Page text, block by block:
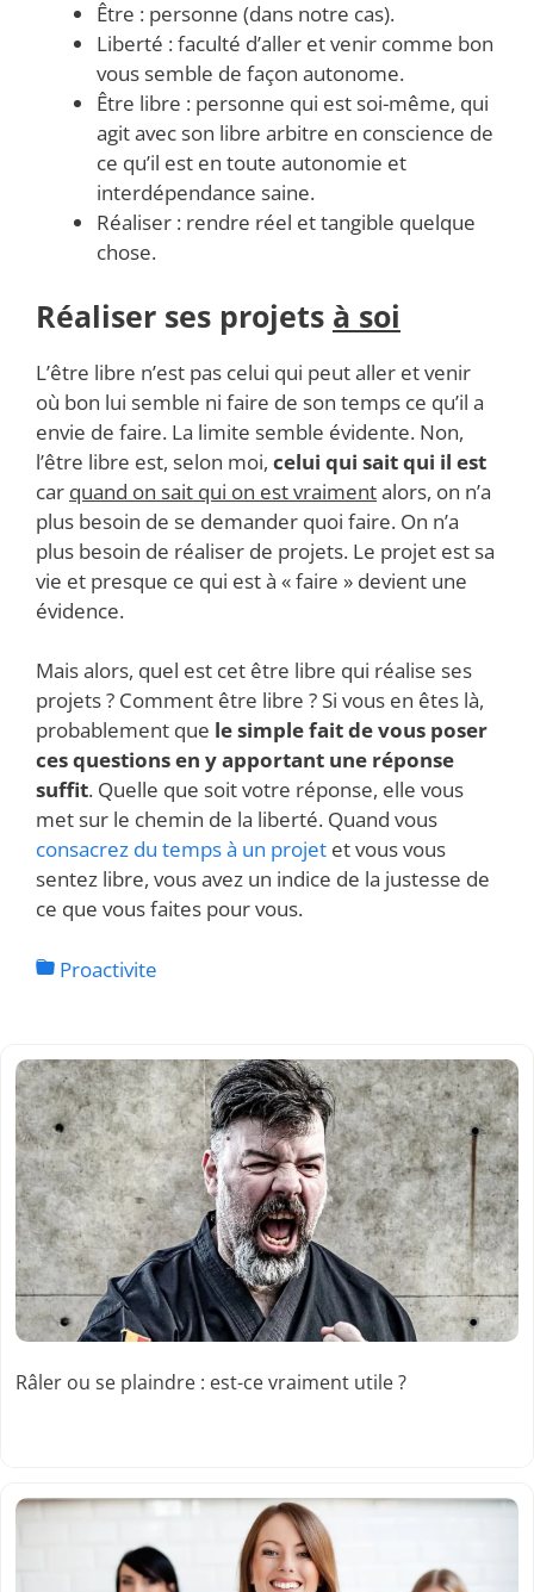
Être : personne (dans notre cas).
Liberté : faculté d’aller et venir comme bon
vous semble de façon autonome.
Être libre : personne qui est soi-même, qui
agit avec son libre arbitre en conscience de
ce qu’il est en toute autonomie et
interdépendance saine.
Réaliser : rendre réel et tangible quelque
chose.
Réaliser ses projets à soi
L’être libre n’est pas celui qui peut aller et venir
où bon lui semble ni faire de son temps ce qu’il a
envie de faire. La limite semble évidente. Non,
l’être libre est, selon moi, celui qui sait qui il est
car quand on sait qui on est vraimentalors, on n’a
plus besoin de se demander quoi faire. On n’a
plus besoin de réaliser de projets. Le projet est sa
vie et presque ce qui est à « faire » devient une
évidence.
Mais alors, quel est cet être libre qui réalise ses
projets ? Comment être libre ? Si vous en êtes là,
probablement que le simple fait de vous poser
ces questions en y apportant une réponse
suffit. Quelle que soit votre réponse, elle vous
met sur le chemin de la liberté. Quand vous
consacrez du temps à un projet et vous vous
sentez libre, vous avez un indice de la justesse de
ce que vous faites pour vous.
Proactivite
Râler ou se plaindre : est-ce vraiment utile ?